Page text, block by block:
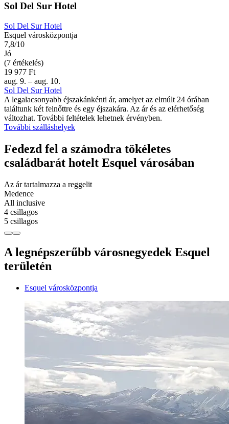
Sol Del Sur Hotel
Sol Del Sur Hotel
Esquel városközpontja
7,8/10
Jó
(7 értékelés)
19 977 Ft
aug. 9. – aug. 10.
Sol Del Sur Hotel
A legalacsonyabb éjszakánkénti ár, amelyet az elmúlt 24 órában
találtunk két felnőttre és egy éjszakára. Az ár és az elérhetőség
változhat. További feltételek lehetnek érvényben.
További szálláshelyek
Fedezd fel a számodra tökéletes
családbarát hotelt Esquel városában
Az ár tartalmazza a reggelit
Medence
All inclusive
4 csillagos
5 csillagos
A legnépszerűbb városnegyedek Esquel
területén
Esquel városközpontja